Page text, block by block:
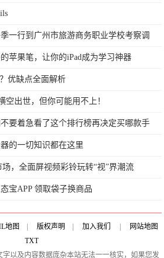
一行到广州市旅游商务职业学校考察调
苹果笔，让你的iPad成为学习神器
优缺点全面解析
出世，但你可能用不上！
要着急看了这个排行榜再决定买哪款手
的一切知识都在这里
，全面屏视频彩铃玩转“视”界潮流
宝APP 领取袋子换商品
地图 版权声明 加入我们
网站地图
TXT
以及内容数据庞杂本站无法一一核实，如果您发